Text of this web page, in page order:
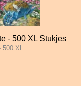
- 500 XL Stukjes
500 XL…